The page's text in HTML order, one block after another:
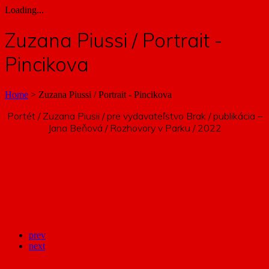
Loading...
Zuzana Piussi / Portrait -
Pincikova
Home > Zuzana Piussi / Portrait - Pincikova
Portét / Zuzana Piusii / pre vydavateľstvo Brak / publikácia –
Jana Beňová / Rozhovory v Parku / 2022
prev
next